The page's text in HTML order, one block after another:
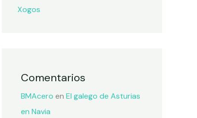
Xogos
Comentarios
BMAcero enEl galego de Asturias
en Navia